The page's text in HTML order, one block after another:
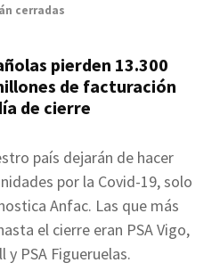
cerradas
pierden 13.300
de facturación
de cierre
país dejarán de hacer
por la Covid-19, solo
Anfac. Las que más
el cierre eran PSA Vigo,
PSA Figueruelas.